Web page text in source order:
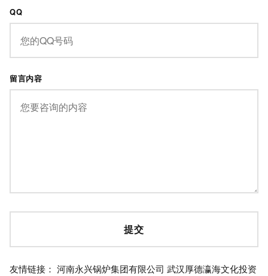
QQ
留言内容
友情链接： 河南永兴锅炉集团有限公司 武汉厚德瀛海文化投资